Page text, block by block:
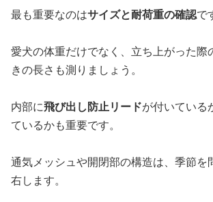
最も重要なのはサイズと耐荷重の確認で
愛犬の体重だけでなく、立ち上がった際
きの長さも測りましょう。
内部に飛び出し防止リードが付いている
ているかも重要です。
通気メッシュや開閉部の構造は、季節を
右します。